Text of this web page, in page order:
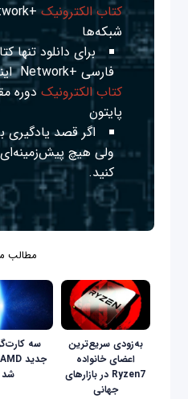
کتاب الکترونیک
شبکه‌ها
برای دانلود تنها
فارسی +Network
کتاب الکترونیک دوره
پایتون
اگر قصد یادگیری
ولی هیچ
کنید.
مطالب
به‌زودی سریع‌ترین
اعضای خانواده
Ryzen7 در بازار‌های
جهانی
سه
شد